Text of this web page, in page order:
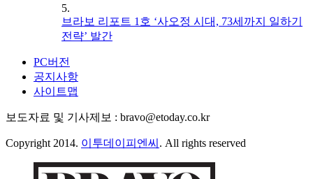
5.
브라보 리포트 1호 ‘사오정 시대, 73세까지 일하기
전략’ 발간
PC버전
공지사항
사이트맵
보도자료 및 기사제보 : bravo@etoday.co.kr
Copyright 2014. 이투데이피엔씨 . All rights reserved